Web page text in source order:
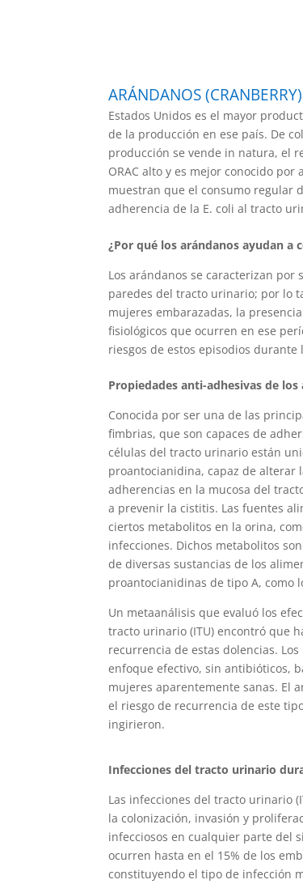
ARÁNDANOS (CRANBERRY)
Estados Unidos es el mayor
de la producción en ese país. De
producción se vende in natura, el
ORAC alto y es mejor conocido
muestran que el consumo regular
adherencia de la E. coli al tracto
¿Por qué los arándanos ayudan
Los arándanos se caracterizan
paredes del tracto urinario; por lo
mujeres embarazadas, la
fisiológicos que ocurren en ese
riesgos de estos episodios
Propiedades anti-adhesivas de los
Conocida por ser una de las
fimbrias, que son capaces de
células del tracto urinario están
proantocianidina, capaz de alterar
adherencias en la mucosa del
a prevenir la cistitis. Las fuentes
ciertos metabolitos en la orina,
infecciones. Dichos metabolitos
de diversas sustancias de los
proantocianidinas de tipo A, como
Un metaanálisis que evaluó los
tracto urinario (ITU) encontró que
recurrencia de estas dolencias.
enfoque efectivo, sin antibióticos,
mujeres aparentemente sanas. El
el riesgo de recurrencia de este
ingirieron.
Infecciones del tracto urinario
Las infecciones del tracto urinario
la colonización, invasión y
infecciosos en cualquier parte del
ocurren hasta en el 15% de los
constituyendo el tipo de infección